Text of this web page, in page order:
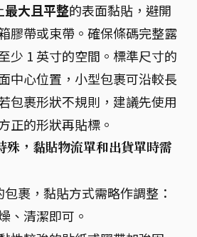
最大且平整的表面黏貼，避開
膠帶或束帶。確保條碼完整露
少 1 英寸的空間。標準尺寸的
中心位置，小型包裹可沿較長
包裹形狀不規則，建議先使用
正的形狀再貼標。
殊，黏貼物流單和出貨單時需
裹，黏貼方式需略作調整：
、清潔即可。